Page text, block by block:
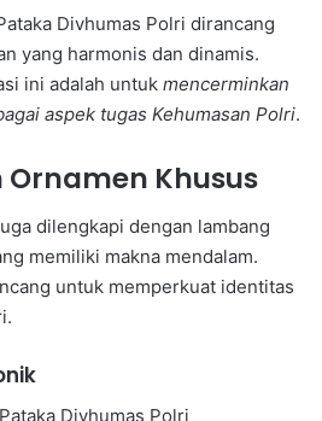
Divhumas Polri dirancang
yang harmonis dan dinamis.
ini adalah untuk mencerminkan
aspek tugas Kehumasan Polri.
Khusus
dilengkapi dengan lambang
memiliki makna mendalam.
untuk memperkuat identitas